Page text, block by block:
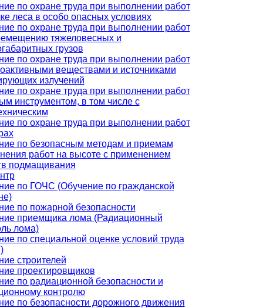
по охране труда при выполнении работ
леса в особо опасных условиях
по охране труда при выполнении работ
тяжеловесных и
грузов
по охране труда при выполнении работ
веществами и источниками
излучений
по охране труда при выполнении работ
инструментом, в том числе с
по охране труда при выполнении работ
по безопасным методам и приемам
работ на высоте с применением
подмащивания
по ГОЧС (Обучение по гражданской
по пожарной безопасности
приемщика лома (Радиационный
лома)
по специальной оценке условий труда
строителей
проектировщиков
по радиационной безопасности и
контролю
по безопасности дорожного движения